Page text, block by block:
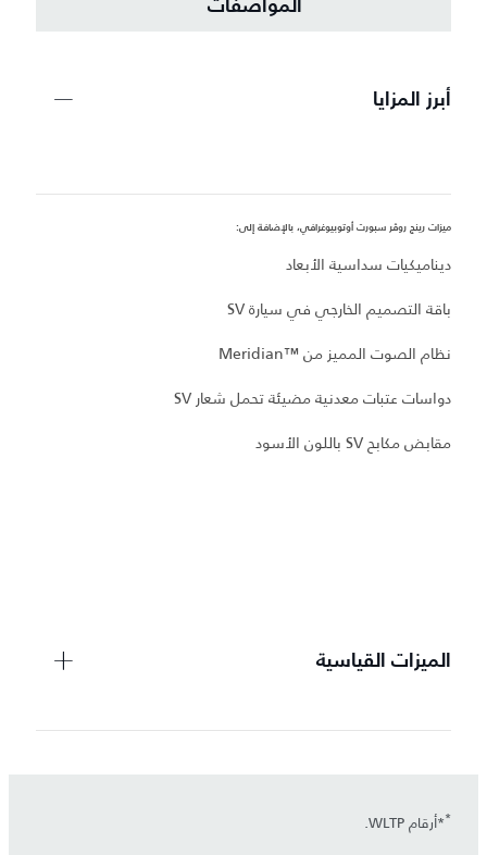
المواصفات
أبرز المزايا
ميزات رينج روڤر سبورت أوتوبيوغرافي، بالإضافة إلى:
ديناميكيات سداسية الأبعاد
باقة التصميم الخارجي في سيارة SV
نظام الصوت المميز من Meridian™‎
دواسات عتبات معدنية مضيئة تحمل شعار SV
مقابض مكابح SV باللون الأسود
الميزات القياسية
**أرقام WLTP.